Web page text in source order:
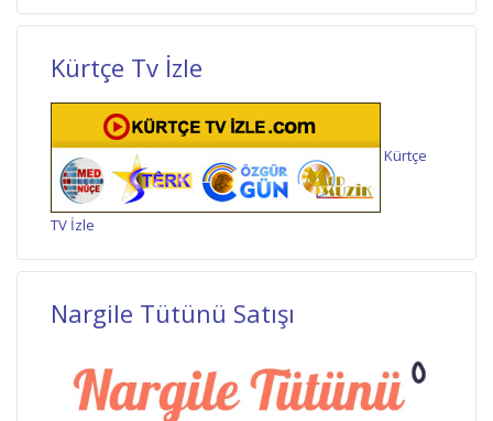
Kürtçe Tv İzle
Kürtçe
TV İzle
Nargile Tütünü Satışı